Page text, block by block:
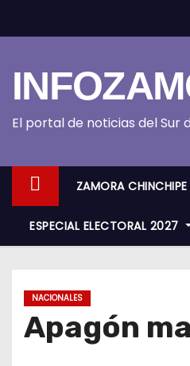
k
o
El portal de noticias del Sur
ZAMORA CHINCHIPE
ESPECIAL ELECTORAL 2027
NACIONALES
Apagón